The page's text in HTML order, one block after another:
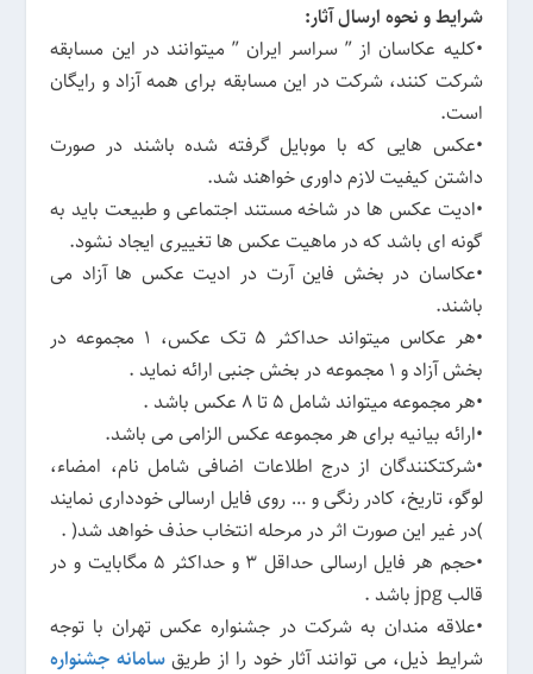
شرایط و نحوه ارسال آثار:
•کلیه عکاسان از ” سراسر ایران ” میتوانند در این مسابقه
شرکت کنند، شرکت در این مسابقه برای همه آزاد و رایگان
است.
•عکس هایی که با موبایل گرفته شده باشند در صورت
داشتن کیفیت لازم داوری خواهند شد.
•ادیت عکس ها در شاخه مستند اجتماعی و طبیعت باید به
گونه ای باشد که در ماهیت عکس ها تغییری ایجاد نشود.
•عکاسان در بخش فاین آرت در ادیت عکس ها آزاد می
باشند.
•هر عکاس میتواند حداکثر 5 تک عکس، 1 مجموعه در
بخش آزاد و 1 مجموعه در بخش جنبی ارائه نماید .
•هر مجموعه میتواند شامل 5 تا 8 عکس باشد .
•ارائه بیانیه برای هر مجموعه عکس الزامی می باشد.
•شرکتکنندگان از درج اطلاعات اضافی شامل نام، امضاء،
لوگو، تاریخ، کادر رنگی و … روی فایل ارسالی خودداری نمایند
)در غیر این صورت اثر در مرحله انتخاب حذف خواهد شد( .
•حجم هر فایل ارسالی حداقل 3 و حداکثر 5 مگابایت و در
قالب jpg باشد .
•علاقه مندان به شرکت در جشنواره عکس تهران با توجه
شرایط ذیل، می توانند آثار خود را از طریقسامانه جشنواره